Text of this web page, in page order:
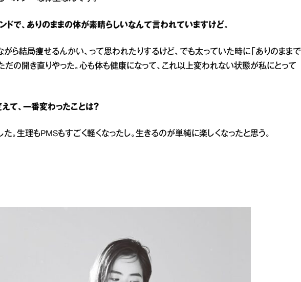
で、ありのままの体が素晴らしいなんて言われていますけど。
がら結局痩せるんかい、って思われたりするけど、でも太っていた時に「ありのままで
だの開き直りやった。心も体も健康になって、これ以上変われない状態が私にとって
て、一番変わったことは？
。生理もPMSもすごく軽くなったし。生きるのが単純に楽しくなったと思う。